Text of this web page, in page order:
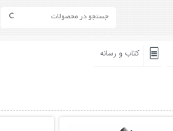
کتاب و رسانه